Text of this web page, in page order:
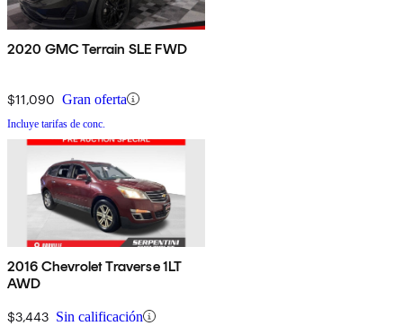
2020 GMC Terrain SLE FWD
$11,090 Gran oferta
Incluye tarifas de conc.
2016 Chevrolet Traverse 1LT
AWD
$3,443 Sin calificación